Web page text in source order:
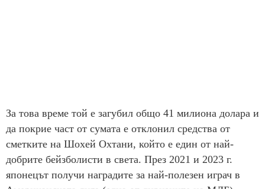
За това време той е загубил общо 41 милиона долара и
да покрие част от сумата е отклонил средства от
сметките на Шохей Охтани, който е един от най-
добрите бейзболисти в света. През 2021 и 2023 г.
японецът получи наградите за най-полезен играч в